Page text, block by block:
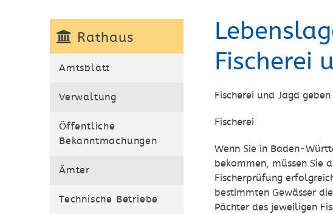
Rathaus
Amtsblatt
Verwaltung
Öffentliche
Bekanntmachungen
Ämter
Technische Betriebe
Fischerei
Fischerei und Jagd
Fischerei
Wenn Sie in Baden-
bekommen, müssen Sie
Fischerprüfung
bestimmten Gewässer
Pächter des jeweiligen